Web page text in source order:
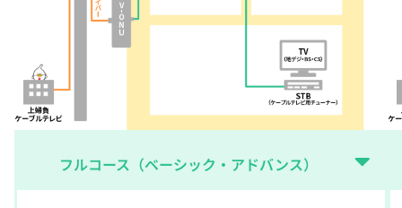
フルコース（ベーシック・アドバンス）